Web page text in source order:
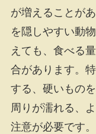
が増えることが
を隠しやすい動
えても、食べる
合があります。
する、硬いもの
周りが濡れる、
注意が必要です。